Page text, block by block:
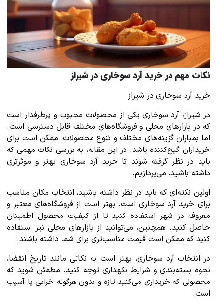
نکات مهم در خرید آرد سوخاری در شیراز
خرید آرد سوخاری در شیراز
در شیراز، آرد سوخاری یکی از محصولات محبوب و پرطرفدار است
که در بازارهای محلی و فروشگاه‌های مختلف قابل دسترسی است.
اما بمباران گزینه‌های مختلف و تنوع محصولات، ممکن است برای
خریداران گیج‌کننده باشد. در این مقاله، به بررسی نکات مهمی که
باید در نظر گرفته شوند تا خرید آرد سوخاری بهتر و موثرتری
داشته باشید، می‌پردازیم.
اولین نکته‌ای که باید در نظر داشته باشید، انتخاب مکان مناسب
برای خرید آرد سوخاری است. بهتر است از فروشگاه‌های معتبر و
معروف در شهر استفاده کنید تا از کیفیت محصول اطمینان
حاصل کنید. همچنین، می‌توانید از بازارهای محلی نیز استفاده
کنید که ممکن است قیمت مناسب‌تری برای شما داشته باشند.
در انتخاب آرد سوخاری، بهتر است به نکاتی مانند تاریخ انقضا،
نحوه بسته‌بندی و شرایط نگهداری توجه کنید. مطمئن شوید که
محصولی که خریداری می‌کنید تازه و بدون هرگونه خرابی یا آسیب
است.